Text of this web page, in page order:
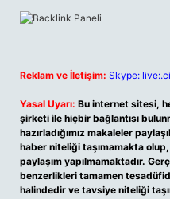
Reklam ve İletişim: Skype:
Yasal Uyarı: Bu internet sitesi,
şirketi ile hiçbir bağlantısı
hazırladığımız makaleler
haber niteliği taşımamakta
paylaşım yapılmamaktadır.
benzerlikleri tamamen
halindedir ve tavsiye niteliği